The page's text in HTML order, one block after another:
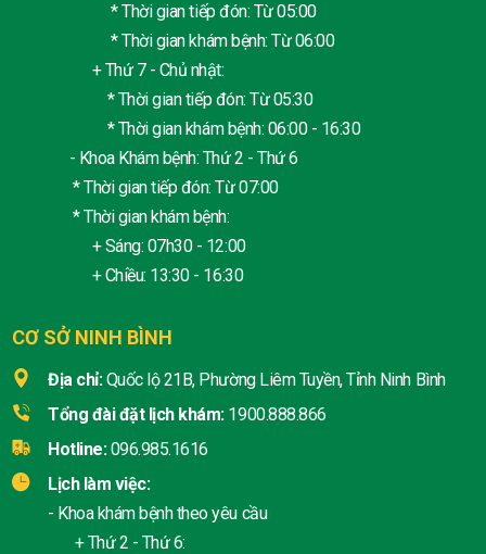
* Thời gian tiếp đón: Từ 05:00
* Thời gian khám bệnh: Từ 06:00
+ Thứ 7 - Chủ nhật:
* Thời gian tiếp đón: Từ 05:30
* Thời gian khám bệnh: 06:00 - 16:30
- Khoa Khám bệnh: Thứ 2 - Thứ 6
* Thời gian tiếp đón: Từ 07:00
* Thời gian khám bệnh:
+ Sáng: 07h30 - 12:00
+ Chiều: 13:30 - 16:30
CƠ SỞ NINH BÌNH
Địa chỉ: Quốc lộ 21B, Phường Liêm Tuyền, Tỉnh Ninh Bình
Tổng đài đặt lịch khám: 1900.888.866
Hotline: 096.985.1616
Lịch làm việc:
- Khoa khám bệnh theo yêu cầu
+ Thứ 2 - Thứ 6: